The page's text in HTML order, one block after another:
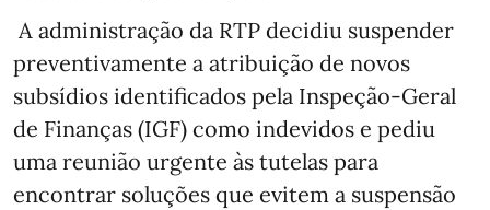
A administração da RTP decidiu suspender
preventivamente a atribuição de novos
subsídios identificados pela Inspeção-Geral
de Finanças (IGF) como indevidos e pediu
uma reunião urgente às tutelas para
encontrar soluções que evitem a suspensão